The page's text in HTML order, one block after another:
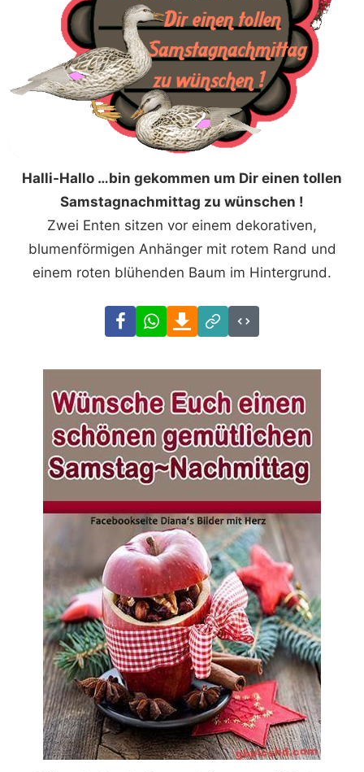
Halli-Hallo …bin gekommen um Dir einen tollen
Samstagnachmittag zu wünschen !
Zwei Enten sitzen vor einem dekorativen,
blumenförmigen Anhänger mit rotem Rand und
einem roten blühenden Baum im Hintergrund.
FacebookWhatsAppDownload
Link
Code